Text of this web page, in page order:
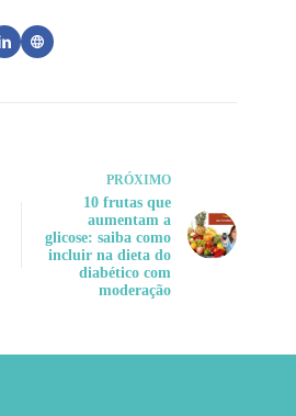
PRÓXIMO
10 frutas que
aumentam a
glicose: saiba como
incluir na dieta do
diabético com
moderação